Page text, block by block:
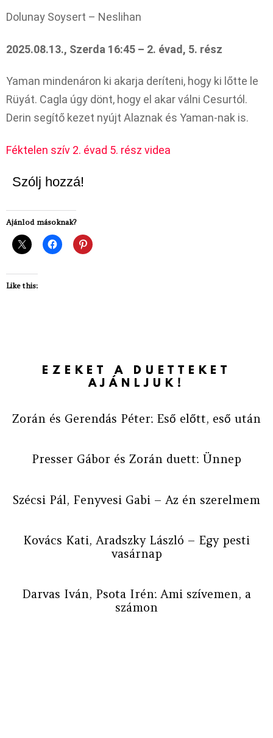
Dolunay Soysert – Neslihan
2025.08.13., Szerda 16:45 – 2. évad, 5. rész
Yaman mindenáron ki akarja deríteni, hogy ki lőtte le
Rüyát. Cagla úgy dönt, hogy el akar válni Cesurtól.
Derin segítő kezet nyújt Alaznak és Yaman-nak is.
Féktelen szív 2. évad 5. rész videa
Szólj hozzá!
Ajánlod másoknak?
Like this:
EZEKET A DUETTEKET
AJÁNLJUK!
Zorán és Gerendás Péter: Eső előtt, eső után
Presser Gábor és Zorán duett: Ünnep
Szécsi Pál, Fenyvesi Gabi – Az én szerelmem
Kovács Kati, Aradszky László – Egy pesti
vasárnap
Darvas Iván, Psota Irén: Ami szívemen, a
számon